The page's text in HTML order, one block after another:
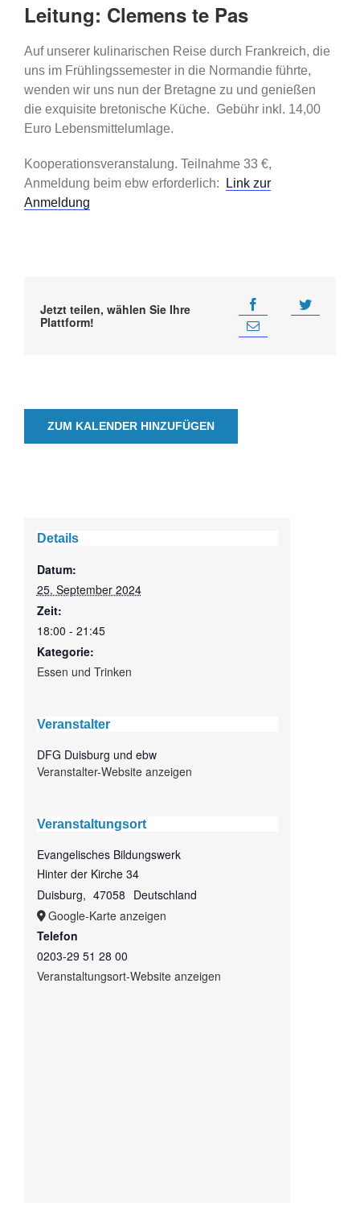
Leitung: Clemens te Pas
Auf unserer kulinarischen Reise durch Frankreich, die
uns im Frühlingssemester in die Normandie führte,
wenden wir uns nun der Bretagne zu und genießen
die exquisite bretonische Küche. Gebühr inkl. 14,00
Euro Lebensmittelumlage.
Kooperationsveranstalung. Teilnahme 33 €,
Anmeldung beim ebw erforderlich:
Link zur
Anmeldung
Jetzt teilen, wählen Sie Ihre
Plattform!
ZUM KALENDER HINZUFÜGEN
Details
Datum:
25. September 2024
Zeit:
18:00 - 21:45
Kategorie:
Essen und Trinken
Veranstalter
DFG Duisburg und ebw
Veranstalter-Website anzeigen
Veranstaltungsort
Evangelisches Bildungswerk
Hinter der Kirche 34
Duisburg, 47058 Deutschland
Google-Karte anzeigen
Telefon
0203-29 51 28 00
Veranstaltungsort-Website anzeigen